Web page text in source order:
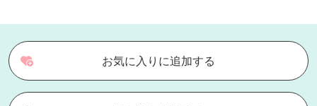
お気に入りに追加する